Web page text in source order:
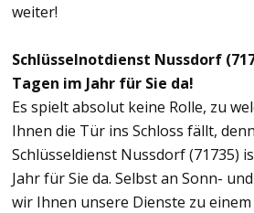
weiter!
Schlüsselnotdienst Nussdorf
Tagen im Jahr für Sie da!
Es spielt absolut keine Rolle, zu
Ihnen die Tür ins Schloss fällt,
Schlüsseldienst Nussdorf (71735)
Jahr für Sie da. Selbst an Sonn-
wir Ihnen unsere Dienste zu